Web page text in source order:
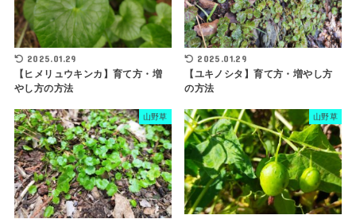
2025.01.29
【ヒメリュウキンカ】育て方・増
やし方の方法
2025.01.29
【ユキノシタ】育て方・増やし方
の方法
山野草 山野草